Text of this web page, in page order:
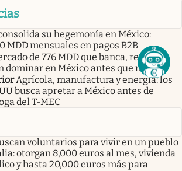
su hegemonía en México:
MDD mensuales en pagos B2B
de 776 MDD que banca, retail y
dominar en México antes que nadie
Agrícola, manufactura y energía: los
busca apretar a México antes de
del T-MEC
voluntarios para vivir en un pueblo
otorgan 8,000 euros al mes, vivienda
y hasta 20,000 euros más para